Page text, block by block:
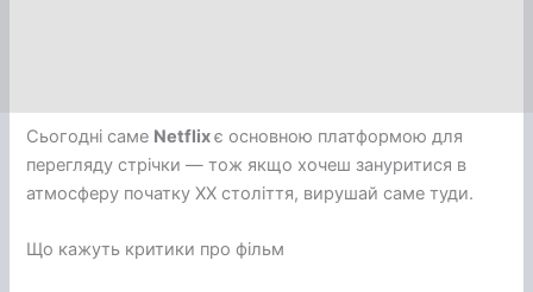
Сьогодні саме Netflixє основною платформою для
перегляду стрічки — тож якщо хочеш зануритися в
атмосферу початку ХХ століття, вирушай саме туди.
Що кажуть критики про фільм